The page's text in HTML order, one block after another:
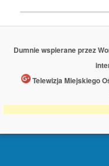
Dumnie wspierane przez
Telewizja Miejskiego